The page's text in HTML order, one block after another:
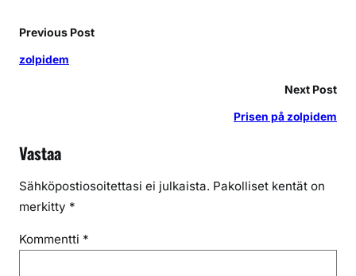
Previous Post
zolpidem
Next Post
Prisen på zolpidem
Vastaa
Sähköpostiosoitettasi ei julkaista. Pakolliset kentät on
merkitty *
Kommentti *